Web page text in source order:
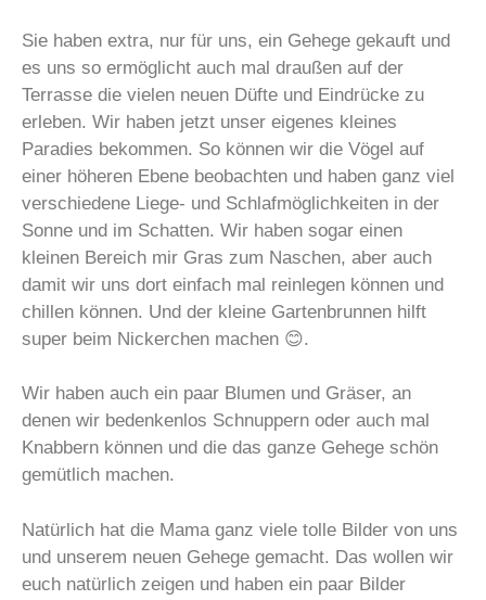
Sie haben extra, nur für uns, ein Gehege gekauft und
es uns so ermöglicht auch mal draußen auf der
Terrasse die vielen neuen Düfte und Eindrücke zu
erleben. Wir haben jetzt unser eigenes kleines
Paradies bekommen. So können wir die Vögel auf
einer höheren Ebene beobachten und haben ganz viel
verschiedene Liege- und Schlafmöglichkeiten in der
Sonne und im Schatten. Wir haben sogar einen
kleinen Bereich mir Gras zum Naschen, aber auch
damit wir uns dort einfach mal reinlegen können und
chillen können. Und der kleine Gartenbrunnen hilft
super beim Nickerchen machen 😊.
Wir haben auch ein paar Blumen und Gräser, an
denen wir bedenkenlos Schnuppern oder auch mal
Knabbern können und die das ganze Gehege schön
gemütlich machen.
Natürlich hat die Mama ganz viele tolle Bilder von uns
und unserem neuen Gehege gemacht. Das wollen wir
euch natürlich zeigen und haben ein paar Bilder